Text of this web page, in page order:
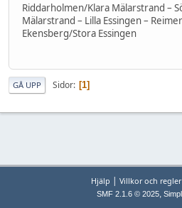
Riddarholmen/Klara Mälarstrand –
Mälarstrand – Lilla Essingen –
Ekensberg/Stora Essingen
GÅ UPP Sidor 1
Hjälp | Villkor och regler
SMF 2.1.6 © 2025,